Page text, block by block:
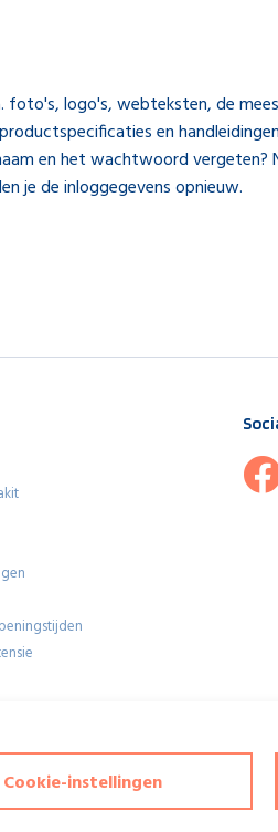
foto's, logo's, webteksten, de
en
en het wachtwoord vergeten?
je de inloggegevens opnieuw.
wordt beschermd door reCAPTCHA en het
van Google zijn van
Cookie-instellingen